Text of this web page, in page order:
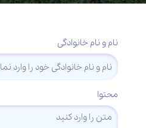
نام و نام خانوادگی
محتوا